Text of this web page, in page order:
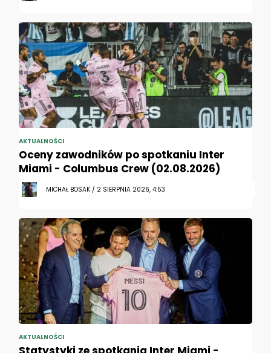
AKTUALNOŚCI
Oceny zawodników po spotkaniu Inter
Miami - Columbus Crew (02.08.2026)
MICHAŁ BOSAK / 2 SIERPNIA 2026, 4:53
AKTUALNOŚCI